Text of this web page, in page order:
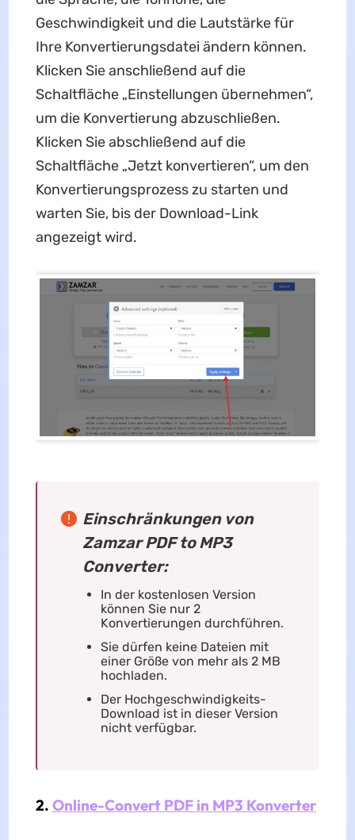
Geschwindigkeit und die Lautstärke für
Ihre Konvertierungsdatei ändern können.
Klicken Sie anschließend auf die
Schaltfläche „Einstellungen übernehmen“,
um die Konvertierung abzuschließen.
Klicken Sie abschließend auf die
Schaltfläche „Jetzt konvertieren“, um den
Konvertierungsprozess zu starten und
warten Sie, bis der Download-Link
angezeigt wird.
Einschränkungen von
Zamzar PDF to MP3
Converter:
In der kostenlosen Version
können Sie nur 2
Konvertierungen durchführen.
Sie dürfen keine Dateien mit
einer Größe von mehr als 2 MB
hochladen.
Der Hochgeschwindigkeits-
Download ist in dieser Version
nicht verfügbar.
2. Online-Convert PDF in MP3 Konverter